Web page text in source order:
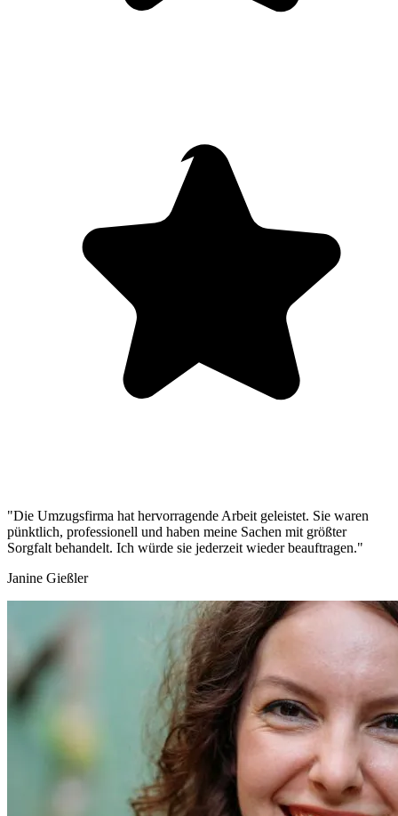
"Die Umzugsfirma hat hervorragende Arbeit geleistet. Sie waren
pünktlich, professionell und haben meine Sachen mit größter
Sorgfalt behandelt. Ich würde sie jederzeit wieder beauftragen."
Janine Gießler